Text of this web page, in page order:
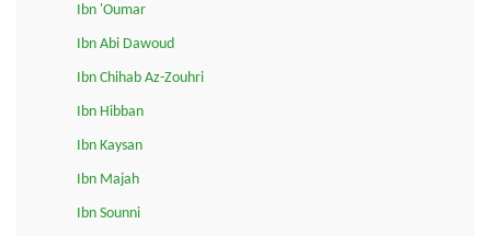
Ibn 'Oumar
Ibn Abi Dawoud
Ibn Chihab Az-Zouhri
Ibn Hibban
Ibn Kaysan
Ibn Majah
Ibn Sounni